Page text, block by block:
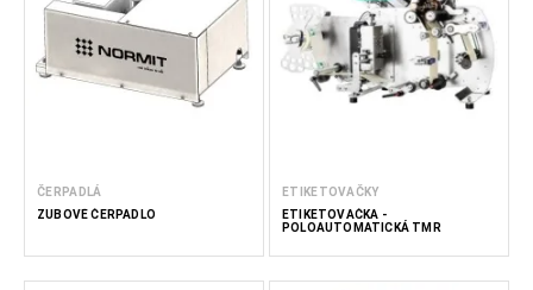
ČERPADLÁ
ZUBOVÉ ČERPADLO
ETIKETOVAČKY
ETIKETOVAČKA -
POLOAUTOMATICKÁ TMR